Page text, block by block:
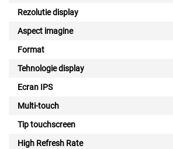
Rezolutie display
Aspect imagine
Format
Tehnologie display
Ecran IPS
Multi-touch
Tip touchscreen
High Refresh Rate